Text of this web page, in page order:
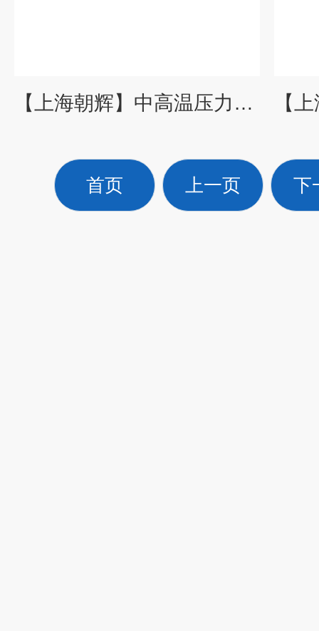
【上海朝辉】中高温压力传感器/替代进口软管型熔体压力传感器
首页 上一页 下